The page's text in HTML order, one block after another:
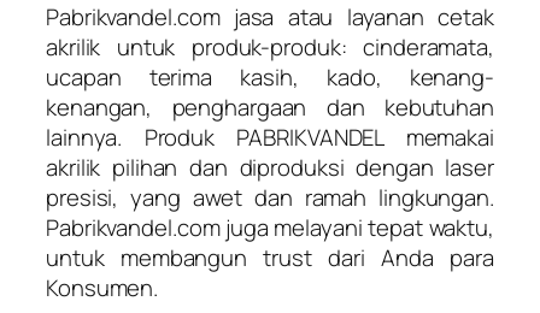
Pabrikvandel.com jasa atau layanan cetak
akrilik untuk produk-produk: cinderamata,
ucapan terima kasih, kado, kenang-
kenangan, penghargaan dan kebutuhan
lainnya. Produk PABRIKVANDEL memakai
akrilik pilihan dan diproduksi dengan laser
presisi, yang awet dan ramah lingkungan.
Pabrikvandel.com juga melayani tepat waktu,
untuk membangun trust dari Anda para
Konsumen.